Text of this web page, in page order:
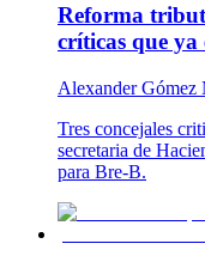
Reforma
críticas que ya
Alexander Gómez
Tres concejales
secretaria de
para Bre-B.